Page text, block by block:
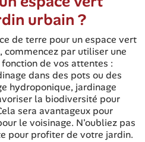
urbain ?
de terre pour un espace vert
par utiliser une
de vos attentes :
dans des pots ou des
hydroponique, jardinage
la biodiversité pour
sera avantageux pour
le voisinage. N'oubliez pas
pour profiter de votre jardin.